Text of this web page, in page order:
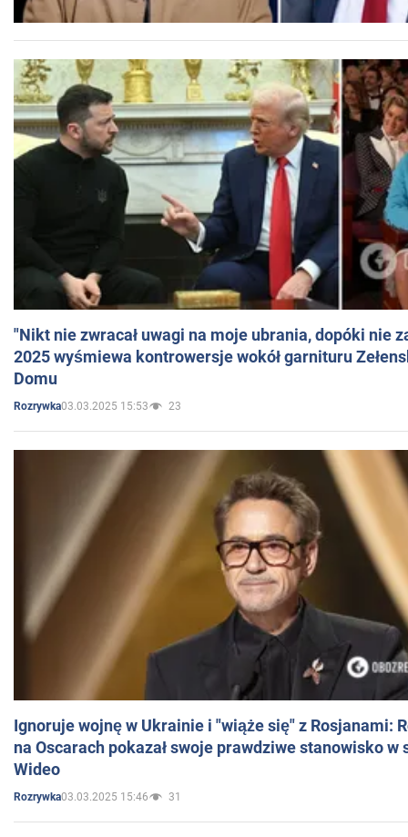
"Nikt nie zwracał uwagi na moje ubrania, dopóki nie
2025 wyśmiewa kontrowersje wokół garnituru
Domu
Rozrywka03.03.2025 15:53 23
Ignoruje wojnę w Ukrainie i "wiąże się" z Rosjanami:
na Oscarach pokazał swoje prawdziwe stanowisko w
Wideo
Rozrywka03.03.2025 15:46 31